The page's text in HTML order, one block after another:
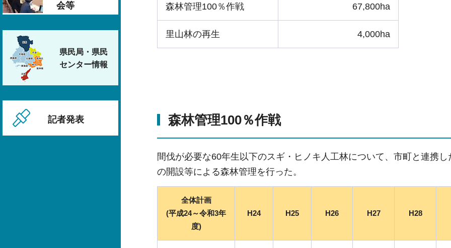
会等
県民局・県民
センター情報
記者発表
森林管理100％作戦 67,800ha
里山林の再生 4,000ha
森林管理100％作戦
間伐が必要な60年生以下のスギ・ヒノキ人工林について、市町と連携
の開設等による森林管理を行った。
全体計画
(平成24～令和3年
度)
H24 H25 H26 H27 H28